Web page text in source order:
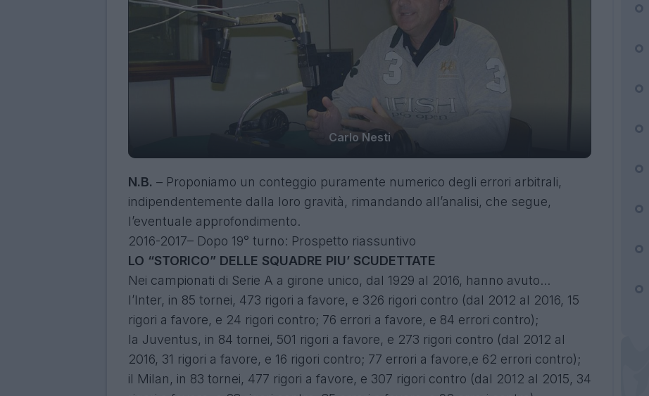
Carlo Nesti
N.B. – Proponiamo un conteggio puramente numerico degli errori arbitrali,
indipendentemente dalla loro gravità, rimandando all’analisi, che segue,
l’eventuale approfondimento.
2016-2017– Dopo 19° turno: Prospetto riassuntivo
LO “STORICO” DELLE SQUADRE PIU’ SCUDETTATE
Nei campionati di Serie A a girone unico, dal 1929 al 2016, hanno avuto...
l’Inter, in 85 tornei, 473 rigori a favore, e 326 rigori contro (dal 2012 al 2016, 15
rigori a favore, e 24 rigori contro; 76 errori a favore, e 84 errori contro);
la Juventus, in 84 tornei, 501 rigori a favore, e 273 rigori contro (dal 2012 al
2016, 31 rigori a favore, e 16 rigori contro; 77 errori a favore,e 62 errori contro);
il Milan, in 83 tornei, 477 rigori a favore, e 307 rigori contro (dal 2012 al 2015, 34